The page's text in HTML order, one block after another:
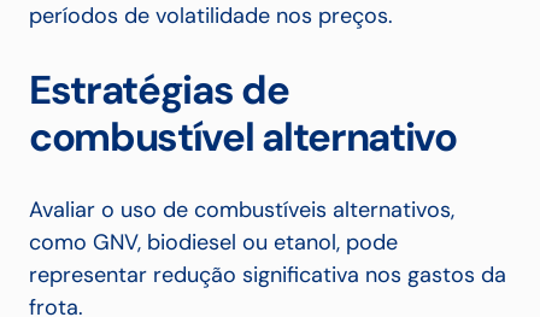
períodos de volatilidade nos preços.
Estratégias de
combustível alternativo
Avaliar o uso de combustíveis alternativos,
como GNV, biodiesel ou etanol, pode
representar redução significativa nos gastos da
frota.